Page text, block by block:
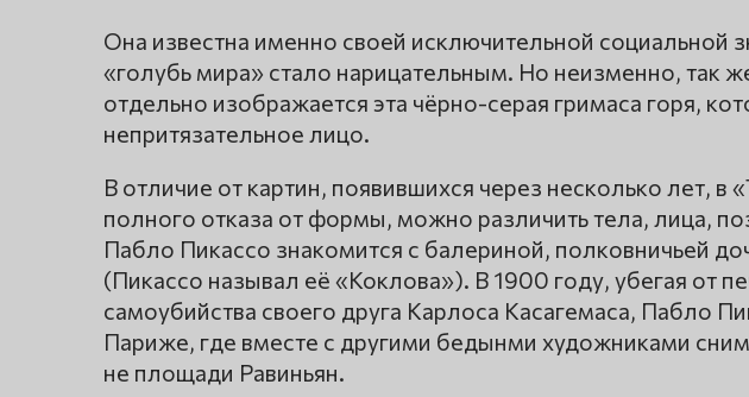
Она известна именно своей исключительной социальной
«голубь мира» стало нарицательным. Но неизменно, так
отдельно изображается эта чёрно-серая гримаса горя,
непритязательное лицо.
В отличие от картин, появившихся через несколько лет,
полного отказа от формы, можно различить тела, лица,
Пабло Пикассо знакомится с балериной, полковничьей
(Пикассо называл её «Коклова»). В 1900 году, убегая от
самоубийства своего друга Карлоса Касагемаса, Пабло
Париже, где вместе с другими бедынми художниками
не площади Равиньян.